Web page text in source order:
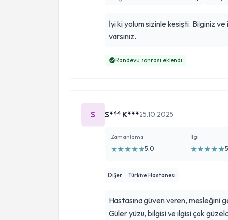
İyi ki yolum sizinle kesişti. Bilginiz
varsınız.
Randevu sonrası eklendi
S S*** K***25.10.2025
Zamanlama
★★★★★5.0
İlgi
★★★★★
Diğer Türkiye Hastanesi
Hastasına güven veren, mesleğini
Güler yüzü, bilgisi ve ilgisi çok